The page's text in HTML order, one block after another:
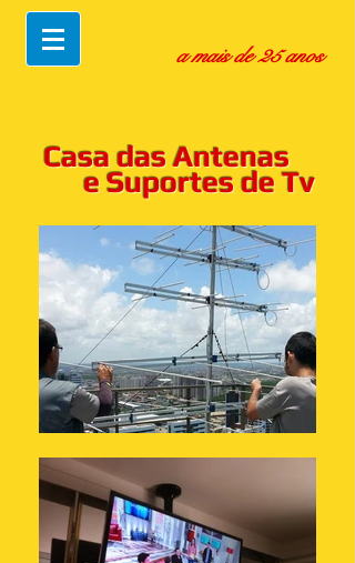
a mais de 25 anos
Casa das Antenas
e Suportes de Tv